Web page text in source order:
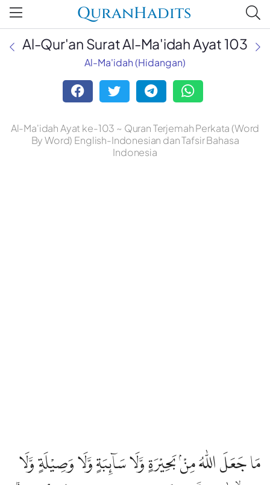
QuranHadits
Al-Qur'an Surat Al-Ma'idah Ayat 103
Al-Ma'idah (Hidangan)
Al-Ma'idah Ayat ke-103 ~ Quran Terjemah Perkata (Word
By Word) English-Indonesian dan Tafsir Bahasa
Indonesia
مَا جَعَلَ اللّٰهُ مِنْۢ بَحِيْرَةٍ وَّلَا سَاۤىِٕبَةٍ وَّلَا وَصِيْلَةٍ وَّلَا